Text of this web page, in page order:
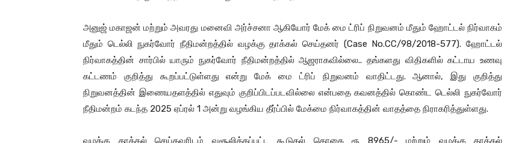
அனுஜ் மகாஜன் மற்றும் அவரது மனைவி அர்ச்சனா ஆகியோர் மேக் மை ட்ரிப் நிறுவனம் மீதும் ஹோட்டல் நிர்வாகம்
மீதும் டெல்லி நுகர்வோர் நீதிமன்றத்தில் வழக்கு தாக்கல் செய்தனர் (Case No.CC/98/2018-577). ஹோட்டல்
நிர்வாகத்தின் சார்பில் யாரும் நுகர்வோர் நீதிமன்றத்தில் ஆஜராகவில்லை.. தங்களது விதிகளில் கட்டாய உணவு
கட்டணம் குறித்து கூறப்பட்டுள்ளது என்று மேக் மை ட்ரிப் நிறுவனம் வாதிட்டது. ஆனால், இது குறித்து
நிறுவனத்தின் இணையதளத்தில் எதுவும் குறிப்பிடப்படவில்லை என்பதை கவனத்தில் கொண்ட டெல்லி நுகர்வோர்
நீதிமன்றம் கடந்த 2025 ஏப்ரல் 1 அன்று வழங்கிய தீர்ப்பில் மேக்மை நிர்வாகத்தின் வாதத்தை நிராகரித்துள்ளது.
வழக்கு தாக்கல் செய்தவரிடம் வசூலிக்கப்பட்ட கூடுதல் தொகை ரூ 8965/- மற்றும் வழக்கு தாக்கல்